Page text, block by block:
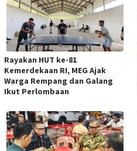
Rayakan HUT ke-81
Kemerdekaan RI, MEG Ajak
Warga Rempang dan Galang
Ikut Perlombaan